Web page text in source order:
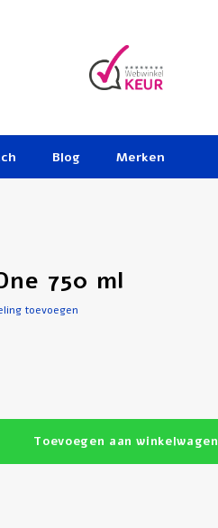
Blog Merken
750 ml
toevoegen
Toevoegen aan winkelwagen